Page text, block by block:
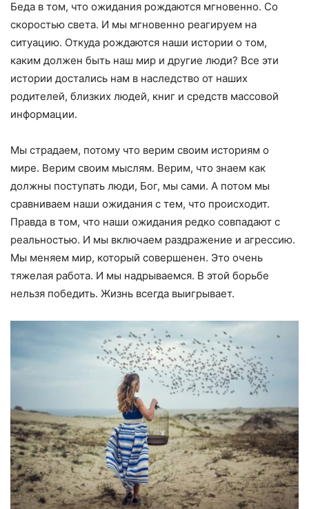
Беда в том, что ожидания рождаются мгновенно. Со
скоростью света. И мы мгновенно реагируем на
ситуацию. Откуда рождаются наши истории о том,
каким должен быть наш мир и другие люди? Все эти
истории достались нам в наследство от наших
родителей, близких людей, книг и средств массовой
информации.
Мы страдаем, потому что верим своим историям о
мире. Верим своим мыслям. Верим, что знаем как
должны поступать люди, Бог, мы сами. А потом мы
сравниваем наши ожидания с тем, что происходит.
Правда в том, что наши ожидания редко совпадают с
реальностью. И мы включаем раздражение и агрессию.
Мы меняем мир, который совершенен. Это очень
тяжелая работа. И мы надрываемся. В этой борьбе
нельзя победить. Жизнь всегда выигрывает.